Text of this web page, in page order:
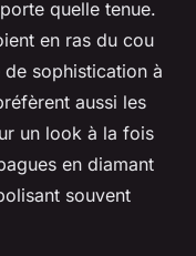
quelle tenue.
en ras du cou
sophistication à
aussi les
un look à la fois
en diamant
souvent